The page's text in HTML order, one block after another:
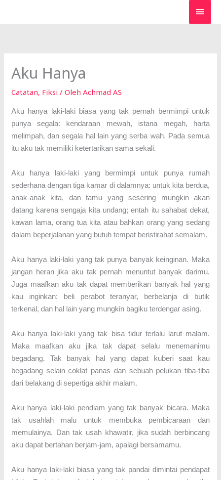
Aku Hanya
Catatan, Fiksi / OlehAchmad AS
Aku hanya laki-laki biasa yang tak pernah bermimpi untuk
punya segala: kendaraan mewah, istana megah, harta
melimpah, dan segala hal lain yang serba wah. Pada semua
itu aku tak memiliki ketertarikan sama sekali.
Aku hanya laki-laki yang bermimpi untuk punya rumah
sederhana dengan tiga kamar di dalamnya: untuk kita berdua,
anak-anak kita, dan tamu yang sesering mungkin akan
datang karena sengaja kita undang; entah itu sahabat dekat,
kawan lama, orang tua kita atau bahkan orang yang sedang
dalam beperjalanan yang butuh tempat beristirahat semalam.
Aku hanya laki-laki yang tak punya banyak keinginan. Maka
jangan heran jika aku tak pernah menuntut banyak darimu.
Juga maafkan aku tak dapat memberikan banyak hal yang
kau inginkan: beli perabot teranyar, berbelanja di butik
terkenal, dan hal lain yang mungkin bagiku terdengar asing.
Aku hanya laki-laki yang tak bisa tidur terlalu larut malam.
Maka maafkan aku jika tak dapat selalu menemanimu
begadang. Tak banyak hal yang dapat kuberi saat kau
begadang selain coklat panas dan sebuah pelukan tiba-tiba
dari belakang di sepertiga akhir malam.
Aku hanya laki-laki pendiam yang tak banyak bicara. Maka
tak usahlah malu untuk membuka pembicaraan dan
memulainya. Dan tak usah khawatir, jika sudah berbincang
aku dapat bertahan berjam-jam, apalagi bersamamu.
Aku hanya laki-laki biasa yang tak pandai dimintai pendapat